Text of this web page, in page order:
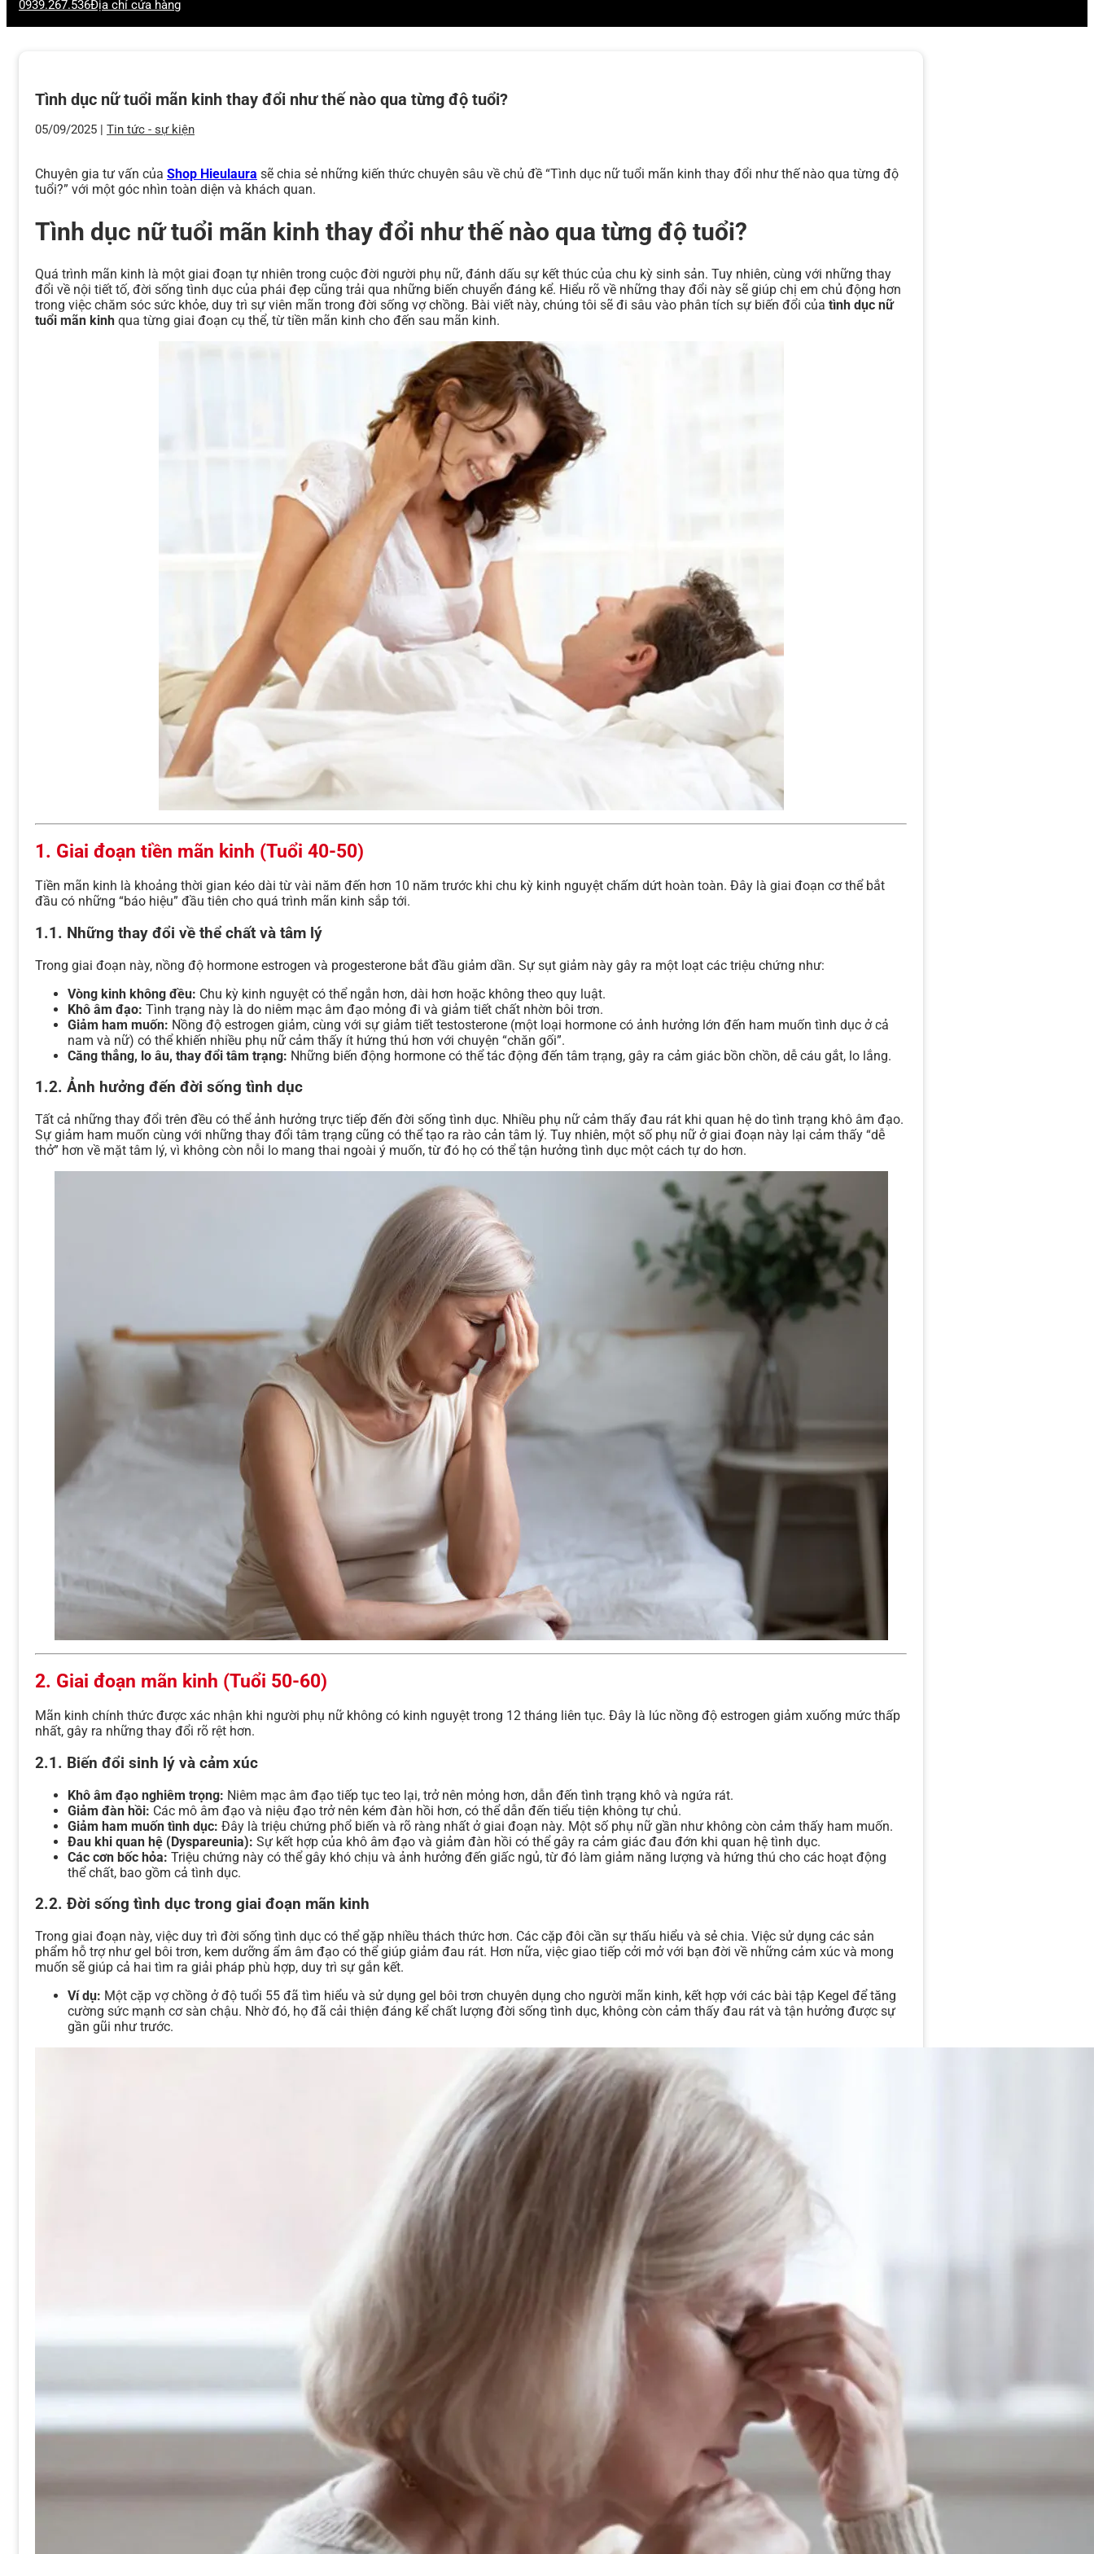
0939.267.536Địa chỉ cửa hàng
Tình dục nữ tuổi mãn kinh thay đổi như thế nào qua từng độ tuổi?
05/09/2025 | Tin tức - sự kiện
Chuyên gia tư vấn của Shop Hieulaura sẽ chia sẻ những kiến thức chuyên sâu về chủ đề “Tình dục nữ tuổi mãn kinh thay đổi như thế nào qua từng độ
tuổi?” với một góc nhìn toàn diện và khách quan.
Tình dục nữ tuổi mãn kinh thay đổi như thế nào qua từng độ tuổi?
Quá trình mãn kinh là một giai đoạn tự nhiên trong cuộc đời người phụ nữ, đánh dấu sự kết thúc của chu kỳ sinh sản. Tuy nhiên, cùng với những thay
đổi về nội tiết tố, đời sống tình dục của phái đẹp cũng trải qua những biến chuyển đáng kể. Hiểu rõ về những thay đổi này sẽ giúp chị em chủ động hơn
trong việc chăm sóc sức khỏe, duy trì sự viên mãn trong đời sống vợ chồng. Bài viết này, chúng tôi sẽ đi sâu vào phân tích sự biến đổi của tình dục nữ
tuổi mãn kinh qua từng giai đoạn cụ thể, từ tiền mãn kinh cho đến sau mãn kinh.
1. Giai đoạn tiền mãn kinh (Tuổi 40-50)
Tiền mãn kinh là khoảng thời gian kéo dài từ vài năm đến hơn 10 năm trước khi chu kỳ kinh nguyệt chấm dứt hoàn toàn. Đây là giai đoạn cơ thể bắt
đầu có những “báo hiệu” đầu tiên cho quá trình mãn kinh sắp tới.
1.1. Những thay đổi về thể chất và tâm lý
Trong giai đoạn này, nồng độ hormone estrogen và progesterone bắt đầu giảm dần. Sự sụt giảm này gây ra một loạt các triệu chứng như:
Vòng kinh không đều: Chu kỳ kinh nguyệt có thể ngắn hơn, dài hơn hoặc không theo quy luật.
Khô âm đạo: Tình trạng này là do niêm mạc âm đạo mỏng đi và giảm tiết chất nhờn bôi trơn.
Giảm ham muốn: Nồng độ estrogen giảm, cùng với sự giảm tiết testosterone (một loại hormone có ảnh hưởng lớn đến ham muốn tình dục ở cả
nam và nữ) có thể khiến nhiều phụ nữ cảm thấy ít hứng thú hơn với chuyện “chăn gối”.
Căng thẳng, lo âu, thay đổi tâm trạng: Những biến động hormone có thể tác động đến tâm trạng, gây ra cảm giác bồn chồn, dễ cáu gắt, lo lắng.
1.2. Ảnh hưởng đến đời sống tình dục
Tất cả những thay đổi trên đều có thể ảnh hưởng trực tiếp đến đời sống tình dục. Nhiều phụ nữ cảm thấy đau rát khi quan hệ do tình trạng khô âm đạo.
Sự giảm ham muốn cùng với những thay đổi tâm trạng cũng có thể tạo ra rào cản tâm lý. Tuy nhiên, một số phụ nữ ở giai đoạn này lại cảm thấy “dễ
thở” hơn về mặt tâm lý, vì không còn nỗi lo mang thai ngoài ý muốn, từ đó họ có thể tận hưởng tình dục một cách tự do hơn.
2. Giai đoạn mãn kinh (Tuổi 50-60)
Mãn kinh chính thức được xác nhận khi người phụ nữ không có kinh nguyệt trong 12 tháng liên tục. Đây là lúc nồng độ estrogen giảm xuống mức thấp
nhất, gây ra những thay đổi rõ rệt hơn.
2.1. Biến đổi sinh lý và cảm xúc
Khô âm đạo nghiêm trọng: Niêm mạc âm đạo tiếp tục teo lại, trở nên mỏng hơn, dẫn đến tình trạng khô và ngứa rát.
Giảm đàn hồi: Các mô âm đạo và niệu đạo trở nên kém đàn hồi hơn, có thể dẫn đến tiểu tiện không tự chủ.
Giảm ham muốn tình dục: Đây là triệu chứng phổ biến và rõ ràng nhất ở giai đoạn này. Một số phụ nữ gần như không còn cảm thấy ham muốn.
Đau khi quan hệ (Dyspareunia): Sự kết hợp của khô âm đạo và giảm đàn hồi có thể gây ra cảm giác đau đớn khi quan hệ tình dục.
Các cơn bốc hỏa: Triệu chứng này có thể gây khó chịu và ảnh hưởng đến giấc ngủ, từ đó làm giảm năng lượng và hứng thú cho các hoạt động
thể chất, bao gồm cả tình dục.
2.2. Đời sống tình dục trong giai đoạn mãn kinh
Trong giai đoạn này, việc duy trì đời sống tình dục có thể gặp nhiều thách thức hơn. Các cặp đôi cần sự thấu hiểu và sẻ chia. Việc sử dụng các sản
phẩm hỗ trợ như gel bôi trơn, kem dưỡng ẩm âm đạo có thể giúp giảm đau rát. Hơn nữa, việc giao tiếp cởi mở với bạn đời về những cảm xúc và mong
muốn sẽ giúp cả hai tìm ra giải pháp phù hợp, duy trì sự gắn kết.
Ví dụ: Một cặp vợ chồng ở độ tuổi 55 đã tìm hiểu và sử dụng gel bôi trơn chuyên dụng cho người mãn kinh, kết hợp với các bài tập Kegel để tăng
cường sức mạnh cơ sàn chậu. Nhờ đó, họ đã cải thiện đáng kể chất lượng đời sống tình dục, không còn cảm thấy đau rát và tận hưởng được sự
gần gũi như trước.